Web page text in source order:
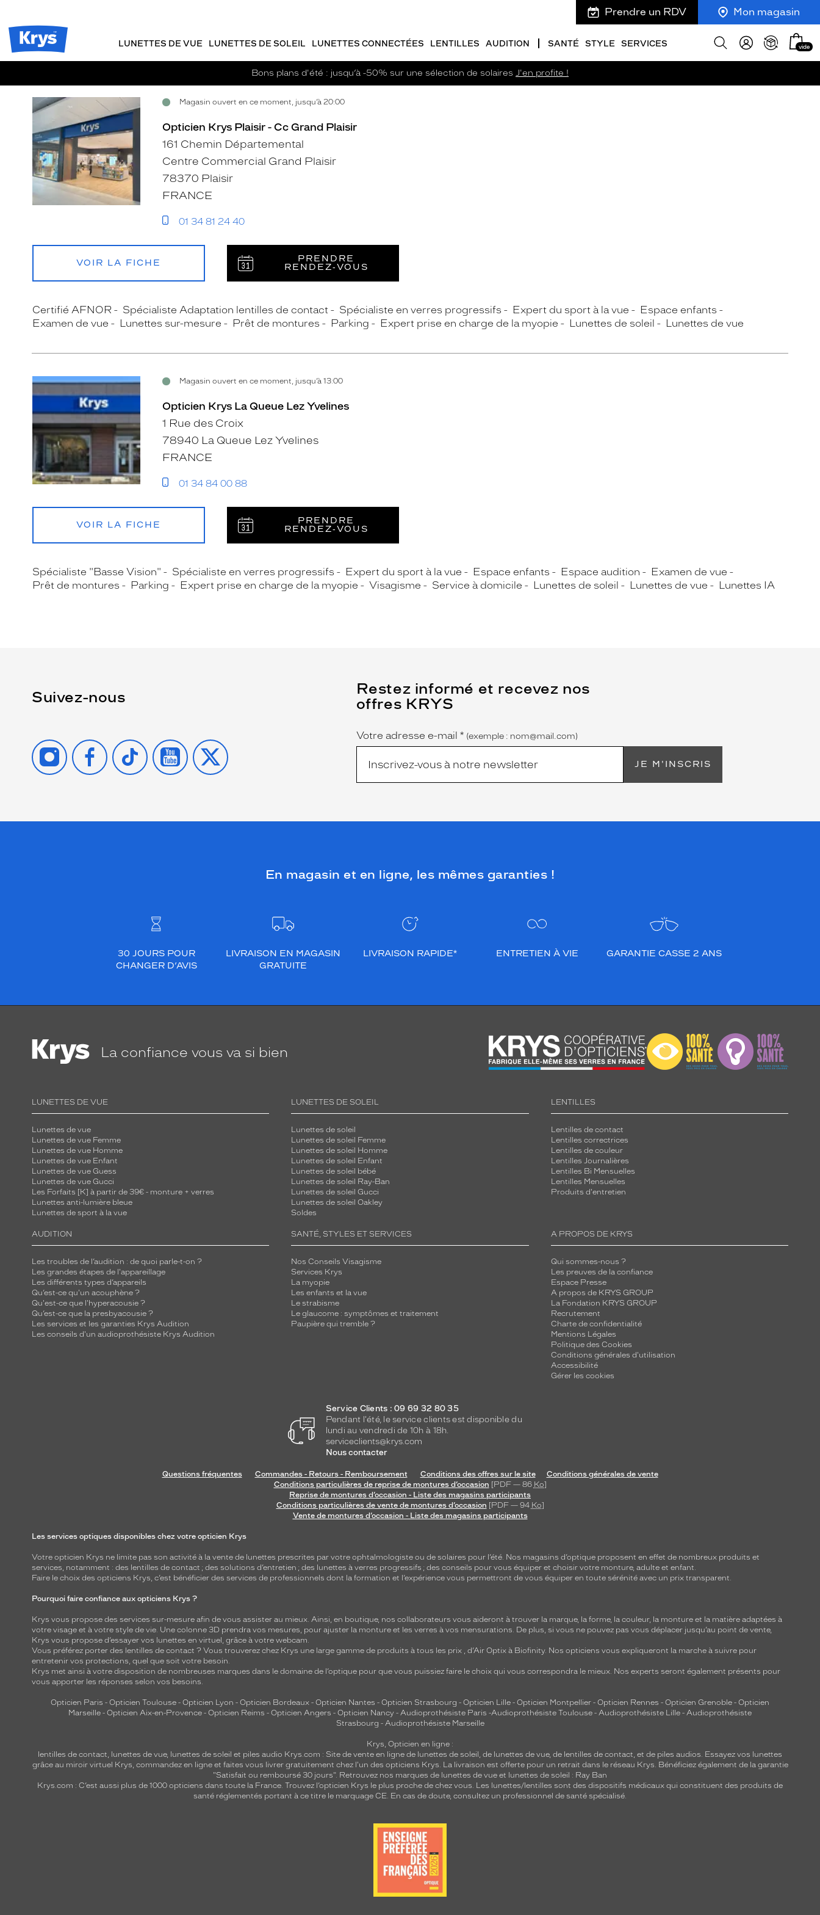
Opticien
Krys
Prendre un RDV Mon magasin
LUNETTES DE VUE LUNETTES DE SOLEIL LUNETTES CONNECTÉES LENTILLES AUDITION SANTÉ STYLE SERVICES
Afficher
Mon
panier
vide
Bons plans d'été : jusqu’à -50% sur une sélection de solaires J'en profite !
La
confiance
vous
bien
Magasin ouvert en ce moment, jusqu’à 20:00
Voir
fiche
Opticien Krys Plaisir - Cc Grand Plaisir
161 Chemin Départemental
Centre Commercial Grand Plaisir
78370 Plaisir
FRANCE
01 34 81 24 40
VOIR LA FICHE
PRENDRE
RENDEZ‑VOUS
Certifié AFNOR Spécialiste Adaptation lentilles de contact Spécialiste en verres progressifs Expert du sport à la vue
Espace enfants
Examen de vue
Lunettes sur-mesure Prêt de montures Parking Expert prise en charge de la myopie Lunettes de soleil Lunettes de vue
Magasin ouvert en ce moment, jusqu’à 13:00
Voir
fiche
Opticien Krys La Queue Lez Yvelines
1 Rue des Croix
78940 La Queue Lez Yvelines
FRANCE
01 34 84 00 88
VOIR LA FICHE
PRENDRE
RENDEZ‑VOUS
Spécialiste "Basse Vision" Spécialiste en verres progressifs Expert du sport à la vue Espace enfants Espace audition
Examen de vue
Prêt de montures
Parking Expert prise en charge de la myopie Visagisme Service à domicile Lunettes de soleil Lunettes de vue Lunettes IA
Suivez-nous
INSTAGRAMFACEBOOK
TIKTOK YOUTUBE
X
Restez informé et recevez nos
offres KRYS
Name
Votre adresse e-mail *
(Ce
champ
est
obligatoire)
(exemple : nom@mail.com)
JE M'INSCRIS
En magasin et en ligne, les mêmes garanties !
30 JOURS POUR
CHANGER D’AVIS
LIVRAISON EN MAGASIN
GRATUITE
LIVRAISON RAPIDE* ENTRETIEN À VIE GARANTIE CASSE 2 ANS
La confiance vous va si bien
LUNETTES DE VUE
Lunettes de vue
Lunettes de vue Femme
Lunettes de vue Homme
Lunettes de vue Enfant
Lunettes de vue Guess
Lunettes de vue Gucci
Les Forfaits [K] à partir de 39€ - monture + verres
Lunettes anti-lumière bleue
Lunettes de sport à la vue
LUNETTES DE SOLEIL
Lunettes de soleil
Lunettes de soleil Femme
Lunettes de soleil Homme
Lunettes de soleil Enfant
Lunettes de soleil bébé
Lunettes de soleil Ray-Ban
Lunettes de soleil Gucci
Lunettes de soleil Oakley
Soldes
LENTILLES
Lentilles de contact
Lentilles correctrices
Lentilles de couleur
Lentilles Journalières
Lentilles Bi Mensuelles
Lentilles Mensuelles
Produits d'entretien
AUDITION
Les troubles de l’audition : de quoi parle-t-on ?
Les grandes étapes de l'appareillage
Les différents types d’appareils
Qu’est-ce qu'un acouphène ?
Qu'est-ce que l'hyperacousie ?
Qu’est-ce que la presbyacousie ?
Les services et les garanties Krys Audition
Les conseils d'un audioprothésiste Krys Audition
SANTÉ, STYLES ET SERVICES
Nos Conseils Visagisme
Services Krys
La myopie
Les enfants et la vue
Le strabisme
Le glaucome : symptômes et traitement
Paupière qui tremble ?
A PROPOS DE KRYS
Qui sommes-nous ?
Les preuves de la confiance
Espace Presse
A propos de KRYS GROUP
La Fondation KRYS GROUP
Recrutement
Charte de confidentialité
Mentions Légales
Politique des Cookies
Conditions générales d'utilisation
Accessibilité
Gérer les cookies
Service Clients : 09 69 32 80 35
Pendant l'été, le service clients est disponible du
lundi au vendredi de 10h à 18h.
serviceclients@krys.com
Nous contacter
Questions fréquentes Commandes - Retours - Remboursement Conditions des offres sur le site
Conditions générales de vente
Conditions particulières de reprise de montures d’occasion [PDF — 86 Ko]
Reprise de montures d’occasion - Liste des magasins participants
Conditions particulières de vente de montures d’occasion [PDF — 94 Ko]
Vente de montures d’occasion - Liste des magasins participants
Les services optiques disponibles chez votre opticien Krys
Votre opticien Krys ne limite pas son activité à la vente de lunettes prescrites par votre ophtalmologiste ou de solaires pour l’été. Nos magasins d’optique proposent en effet de nombreux produits et
services, notamment : des lentilles de contact ; des solutions d’entretien ; des lunettes à verres progressifs ; des conseils pour vous équiper et choisir votre monture, adulte et enfant.
Faire le choix des opticiens Krys, c’est bénéficier des services de professionnels dont la formation et l’expérience vous permettront de vous équiper en toute sérénité avec un prix transparent.
Pourquoi faire confiance aux opticiens Krys ?
Krys vous propose des services sur-mesure afin de vous assister au mieux. Ainsi, en boutique, nos collaborateurs vous aideront à trouver la marque, la forme, la couleur, la monture et la matière adaptées à
votre visage et à votre style de vie. Une colonne 3D prendra vos mesures, pour ajuster la monture et les verres à vos mensurations. De plus, si vous ne pouvez pas vous déplacer jusqu’au point de vente,
Krys vous propose d’essayer vos lunettes en virtuel, grâce à votre webcam.
Vous préférez porter des lentilles de contact ? Vous trouverez chez Krys une large gamme de produits à tous les prix , d’Air Optix à Biofinity. Nos opticiens vous expliqueront la marche à suivre pour
entretenir vos protections, quel que soit votre besoin.
Krys met ainsi à votre disposition de nombreuses marques dans le domaine de l’optique pour que vous puissiez faire le choix qui vous correspondra le mieux. Nos experts seront également présents pour
vous apporter les réponses selon vos besoins.
Opticien Paris - Opticien Toulouse - Opticien Lyon - Opticien Bordeaux - Opticien Nantes - Opticien Strasbourg - Opticien Lille - Opticien Montpellier - Opticien Rennes - Opticien Grenoble - Opticien
Marseille - Opticien Aix-en-Provence - Opticien Reims - Opticien Angers - Opticien Nancy - Audioprothésiste Paris -Audioprothésiste Toulouse - Audioprothésiste Lille - Audioprothésiste
Strasbourg - Audioprothésiste Marseille
Krys, Opticien en ligne :
lentilles de contact, lunettes de vue, lunettes de soleil et piles audio Krys.com : Site de vente en ligne de lunettes de soleil, de lunettes de vue, de lentilles de contact, et de piles audios. Essayez vos lunettes
grâce au miroir virtuel Krys, commandez en ligne et faites vous livrer gratuitement chez l'un des opticiens Krys. La livraison est offerte pour un retrait dans le réseau Krys. Bénéficiez également de la garantie
"Satisfait ou remboursé 30 jours". Retrouvez nos marques de lunettes de vue et lunettes de soleil : Ray Ban
Krys.com : C’est aussi plus de 1000 opticiens dans toute la France. Trouvez l’opticien Krys le plus proche de chez vous. Les lunettes/lentilles sont des dispositifs médicaux qui constituent des produits de
santé réglementés portant à ce titre le marquage CE. En cas de doute, consultez un professionnel de santé spécialisé.